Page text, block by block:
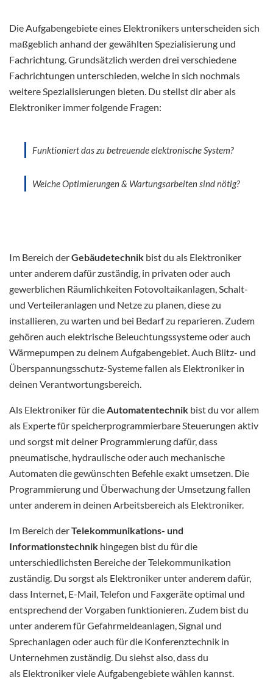
Die Aufgabengebiete eines Elektronikers unterscheiden sich
maßgeblich anhand der gewählten Spezialisierung und
Fachrichtung. Grundsätzlich werden drei verschiedene
Fachrichtungen unterschieden, welche in sich nochmals
weitere Spezialisierungen bieten. Du stellst dir aber als
Elektroniker immer folgende Fragen:
Funktioniert das zu betreuende elektronische System?
Welche Optimierungen & Wartungsarbeiten sind nötig?
Im Bereich derGebäudetechnik bist du als Elektroniker
unter anderem dafür zuständig, in privaten oder auch
gewerblichen Räumlichkeiten Fotovoltaikanlagen, Schalt-
und Verteileranlagen und Netze zu planen, diese zu
installieren, zu warten und bei Bedarf zu reparieren. Zudem
gehören auch elektrische Beleuchtungssysteme oder auch
Wärmepumpen zu deinem Aufgabengebiet. Auch Blitz- und
Überspannungsschutz-Systeme fallen als Elektroniker in
deinen Verantwortungsbereich.
Als Elektroniker für dieAutomatentechnik bist du vor allem
als Experte für speicherprogrammierbare Steuerungen aktiv
und sorgst mit deiner Programmierung dafür, dass
pneumatische, hydraulische oder auch mechanische
Automaten die gewünschten Befehle exakt umsetzen. Die
Programmierung und Überwachung der Umsetzung fallen
unter anderem in deinen Arbeitsbereich als Elektroniker.
Im Bereich derTelekommunikations- und
Informationstechnik hingegen bist du für die
unterschiedlichsten Bereiche der Telekommunikation
zuständig. Du sorgst als Elektroniker unter anderem dafür,
dass Internet, E-Mail, Telefon und Faxgeräte optimal und
entsprechend der Vorgaben funktionieren. Zudem bist du
unter anderem für Gefahrmeldeanlagen, Signal und
Sprechanlagen oder auch für die Konferenztechnik in
Unternehmen zuständig. Du siehst also, dass du
als Elektroniker viele Aufgabengebiete wählen kannst.